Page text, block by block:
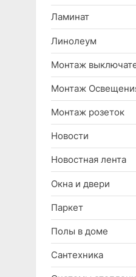
Ламинат
Линолеум
Монтаж
Монтаж
Монтаж розеток
Новости
Новостная лента
Окна и двери
Паркет
Полы в доме
Сантехника